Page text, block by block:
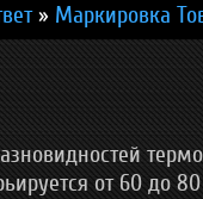
» Маркировка
от 60 до